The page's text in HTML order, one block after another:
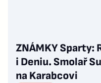
ZNÁMKY Sparty:
i Deniu. Smolař
na Karabcovi